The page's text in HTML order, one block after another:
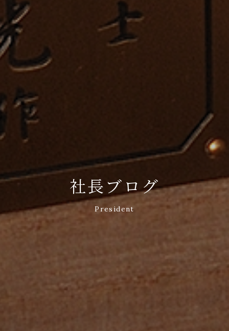
社長ブログ
President